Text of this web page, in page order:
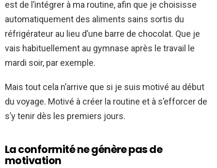
est de l’intégrer à ma routine, afin que je choisisse
automatiquement des aliments sains sortis du
réfrigérateur au lieu d’une barre de chocolat. Que je
vais habituellement au gymnase après le travail le
mardi soir, par exemple.
Mais tout cela n’arrive que si je suis motivé au début
du voyage. Motivé à créer la routine et à s’efforcer de
s’y tenir dès les premiers jours.
La conformité ne génère pas de
motivation